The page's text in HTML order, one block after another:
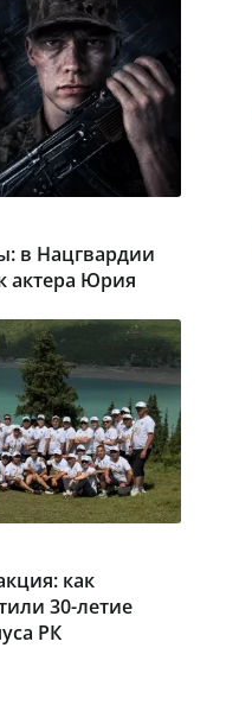
в Нацгвардии
актера Юрия
как
30-летие
РК